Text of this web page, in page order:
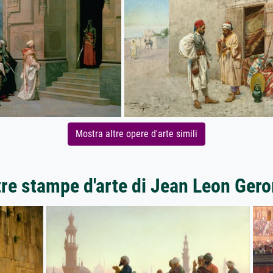
Mostra altre opere d'arte simili
stampe d'arte di Jean Leon